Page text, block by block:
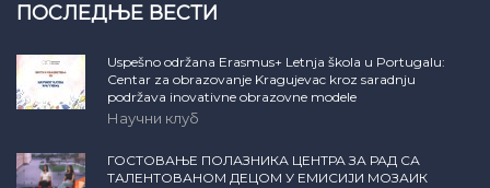
ПОСЛЕДЊЕ ВЕСТИ
Uspešno održana Erasmus+ Letnja škola u Portugalu:
Centar za obrazovanje Kragujevac kroz saradnju
podržava inovativne obrazovne modele
Научни клуб
ГОСТОВАЊЕ ПОЛАЗНИКА ЦЕНТРА ЗА РАД СА
ТАЛЕНТОВАНОМ ДЕЦОМ У ЕМИСИЈИ МОЗАИК